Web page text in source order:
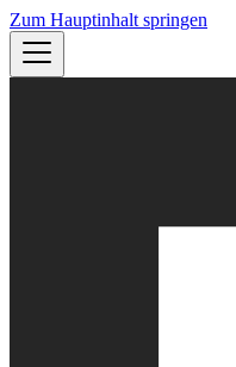
Zum Hauptinhalt springen